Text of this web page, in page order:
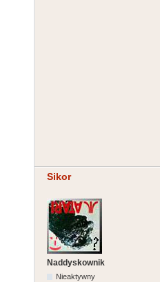
Sikor
Naddyskownik
Nieaktywny